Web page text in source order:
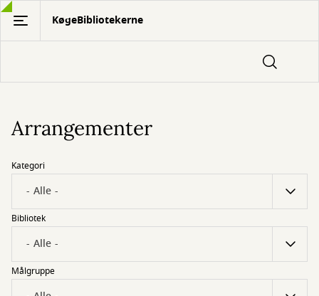
Gå
hovedindhold
KøgeBibliotekerne
Arrangementer
Kategori
Bibliotek
Målgruppe